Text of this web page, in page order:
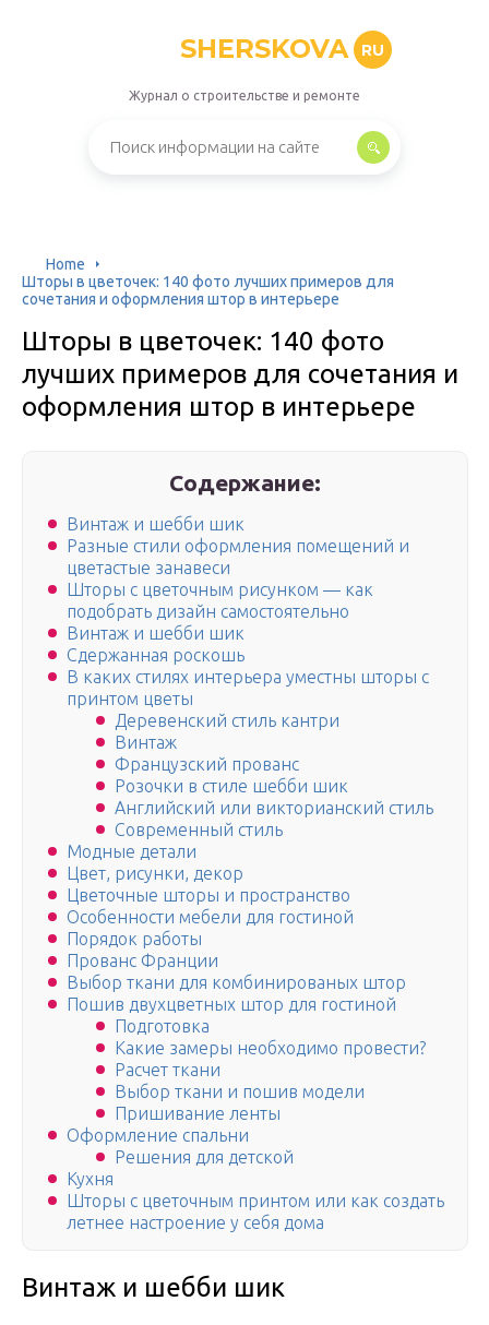
SHERSKOVA RU
Журнал о строительстве и ремонте
Home
Шторы в цветочек: 140 фото лучших примеров для
сочетания и оформления штор в интерьере
Шторы в цветочек: 140 фото
лучших примеров для сочетания и
оформления штор в интерьере
Содержание:
Винтаж и шебби шик
Разные стили оформления помещений и
цветастые занавеси
Шторы с цветочным рисунком — как
подобрать дизайн самостоятельно
Винтаж и шебби шик
Сдержанная роскошь
В каких стилях интерьера уместны шторы с
принтом цветы
Деревенский стиль кантри
Винтаж
Французский прованс
Розочки в стиле шебби шик
Английский или викторианский стиль
Современный стиль
Модные детали
Цвет, рисунки, декор
Цветочные шторы и пространство
Особенности мебели для гостиной
Порядок работы
Прованс Франции
Выбор ткани для комбинированых штор
Пошив двухцветных штор для гостиной
Подготовка
Какие замеры необходимо провести?
Расчет ткани
Выбор ткани и пошив модели
Пришивание ленты
Оформление спальни
Решения для детской
Кухня
Шторы с цветочным принтом или как создать
летнее настроение у себя дома
Винтаж и шебби шик